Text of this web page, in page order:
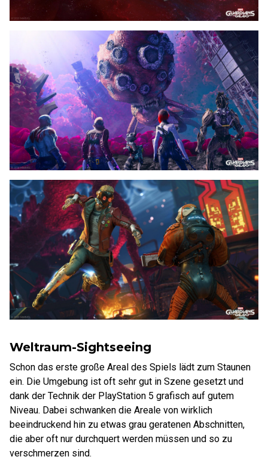
Weltraum-Sightseeing
Schon das erste große Areal des Spiels lädt zum Staunen
ein. Die Umgebung ist oft sehr gut in Szene gesetzt und
dank der Technik der PlayStation 5 grafisch auf gutem
Niveau. Dabei schwanken die Areale von wirklich
beeindruckend hin zu etwas grau geratenen Abschnitten,
die aber oft nur durchquert werden müssen und so zu
verschmerzen sind.